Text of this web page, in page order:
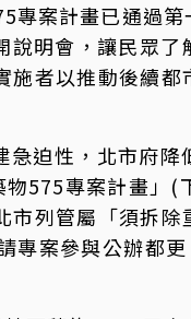
專案計畫已通過
明會，讓民眾了
者以推動後續
迫性，北市府降
575專案計畫」(
市列管屬「須拆
專案參與公辦都